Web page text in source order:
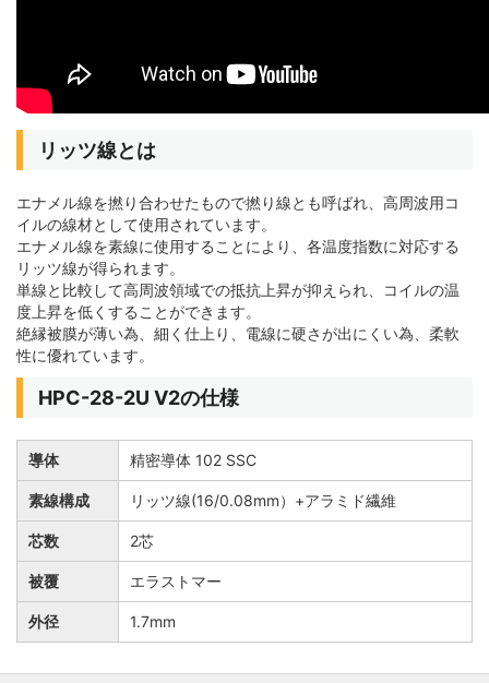
リッツ線とは
エナメル線を撚り合わせたもので撚り線とも呼ばれ、高周波用コ
イルの線材として使用されています。
エナメル線を素線に使用することにより、各温度指数に対応する
リッツ線が得られます。
単線と比較して高周波領域での抵抗上昇が抑えられ、コイルの温
度上昇を低くすることができます。
絶縁被膜が薄い為、細く仕上り、電線に硬さが出にくい為、柔軟
性に優れています。
HPC-28-2U V2の仕様
導体 精密導体 102 SSC
素線構成 リッツ線(16/0.08mm）+アラミド繊維
芯数 2芯
被覆 エラストマー
外径 1.7mm